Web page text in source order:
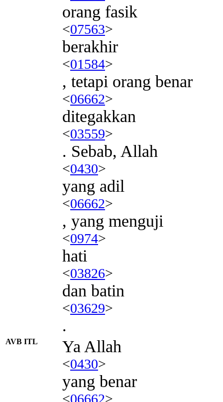
orang fasik
<07563>
berakhir
<01584>
, tetapi orang benar
<06662>
ditegakkan
<03559>
. Sebab, Allah
<0430>
yang adil
<06662>
, yang menguji
<0974>
hati
<03826>
dan batin
<03629>
.
AVB ITL Ya Allah
<0430>
yang benar
<06662>